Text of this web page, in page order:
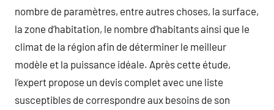
nombre de paramètres, entre autres choses, la surface,
la zone d’habitation, le nombre d’habitants ainsi que le
climat de la région afin de déterminer le meilleur
modèle et la puissance idéale. Après cette étude,
l’expert propose un devis complet avec une liste
susceptibles de correspondre aux besoins de son